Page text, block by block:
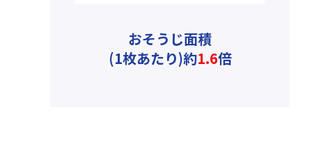
おそうじ面積
(1枚あたり)約1.6倍